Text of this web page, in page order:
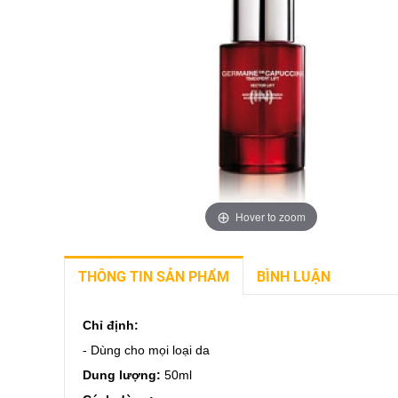
Hover to zoom
THÔNG TIN SẢN PHẨM BÌNH LUẬN
Chỉ định:
- Dùng cho mọi loại da
Dung lượng: 50ml